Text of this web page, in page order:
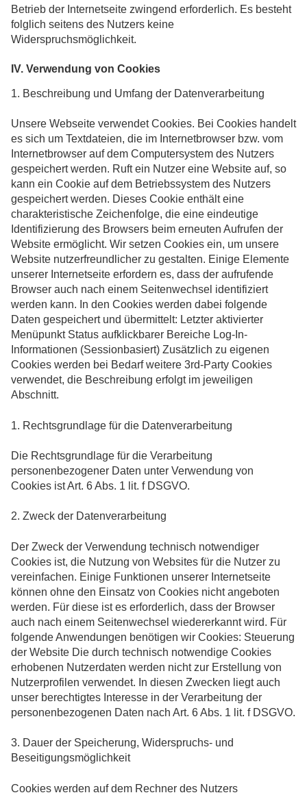
Betrieb der Internetseite zwingend erforderlich. Es besteht
folglich seitens des Nutzers keine
Widerspruchsmöglichkeit.
IV. Verwendung von Cookies
1. Beschreibung und Umfang der Datenverarbeitung
Unsere Webseite verwendet Cookies. Bei Cookies handelt
es sich um Textdateien, die im Internetbrowser bzw. vom
Internetbrowser auf dem Computersystem des Nutzers
gespeichert werden. Ruft ein Nutzer eine Website auf, so
kann ein Cookie auf dem Betriebssystem des Nutzers
gespeichert werden. Dieses Cookie enthält eine
charakteristische Zeichenfolge, die eine eindeutige
Identifizierung des Browsers beim erneuten Aufrufen der
Website ermöglicht. Wir setzen Cookies ein, um unsere
Website nutzerfreundlicher zu gestalten. Einige Elemente
unserer Internetseite erfordern es, dass der aufrufende
Browser auch nach einem Seitenwechsel identifiziert
werden kann. In den Cookies werden dabei folgende
Daten gespeichert und übermittelt: Letzter aktivierter
Menüpunkt Status aufklickbarer Bereiche Log-In-
Informationen (Sessionbasiert) Zusätzlich zu eigenen
Cookies werden bei Bedarf weitere 3rd-Party Cookies
verwendet, die Beschreibung erfolgt im jeweiligen
Abschnitt.
1. Rechtsgrundlage für die Datenverarbeitung
Die Rechtsgrundlage für die Verarbeitung
personenbezogener Daten unter Verwendung von
Cookies ist Art. 6 Abs. 1 lit. f DSGVO.
2. Zweck der Datenverarbeitung
Der Zweck der Verwendung technisch notwendiger
Cookies ist, die Nutzung von Websites für die Nutzer zu
vereinfachen. Einige Funktionen unserer Internetseite
können ohne den Einsatz von Cookies nicht angeboten
werden. Für diese ist es erforderlich, dass der Browser
auch nach einem Seitenwechsel wiedererkannt wird. Für
folgende Anwendungen benötigen wir Cookies: Steuerung
der Website Die durch technisch notwendige Cookies
erhobenen Nutzerdaten werden nicht zur Erstellung von
Nutzerprofilen verwendet. In diesen Zwecken liegt auch
unser berechtigtes Interesse in der Verarbeitung der
personenbezogenen Daten nach Art. 6 Abs. 1 lit. f DSGVO.
3. Dauer der Speicherung, Widerspruchs- und
Beseitigungsmöglichkeit
Cookies werden auf dem Rechner des Nutzers